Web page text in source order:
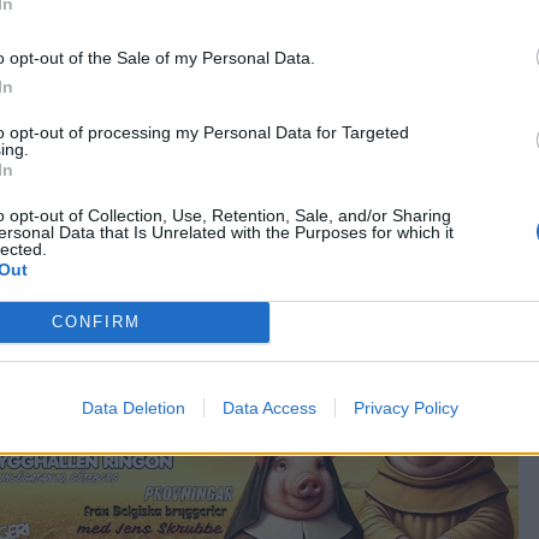
opt-out of the Sale of my Personal Data.
opt-out of processing my Personal Data for Targeted
opt-out of Collection, Use, Retention, Sale, and/or Sharing
Data that Is Unrelated with the Purposes for which it
CONFIRM
Data Deletion Data Access Privacy Policy
som var kopplat till någon plats.
är ett släktnamn och alltså inte något smeknamn.
har funnits i generationer.
Det var ett öl som Mikael Dugge Engström
i dagens öl-Sverige.
sådär i början. I dag hade vi inte överlevt med dom
Mikael.